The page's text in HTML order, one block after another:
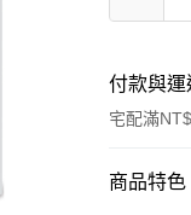
付款與運
宅配滿
付款方式
商品特色